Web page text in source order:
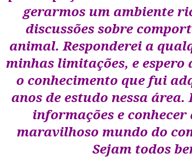
gerarmos um ambiente
discussões sobre
animal. Responderei a
minhas limitações, e
o conhecimento que fui
anos de estudo nessa
informações e
maravilhoso mundo do
Sejam todos